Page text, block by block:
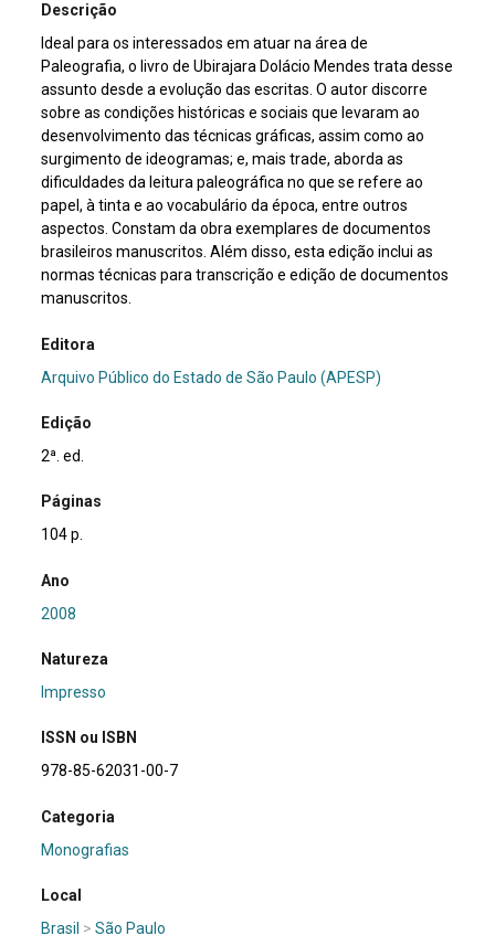
Descrição
Ideal para os interessados em atuar na área de
Paleografia, o livro de Ubirajara Dolácio Mendes trata desse
assunto desde a evolução das escritas. O autor discorre
sobre as condições históricas e sociais que levaram ao
desenvolvimento das técnicas gráficas, assim como ao
surgimento de ideogramas; e, mais trade, aborda as
dificuldades da leitura paleográfica no que se refere ao
papel, à tinta e ao vocabulário da época, entre outros
aspectos. Constam da obra exemplares de documentos
brasileiros manuscritos. Além disso, esta edição inclui as
normas técnicas para transcrição e edição de documentos
manuscritos.
Editora
Arquivo Público do Estado de São Paulo (APESP)
Edição
2ª. ed.
Páginas
104 p.
Ano
2008
Natureza
Impresso
ISSN ou ISBN
978-85-62031-00-7
Categoria
Monografias
Local
Brasil >São Paulo